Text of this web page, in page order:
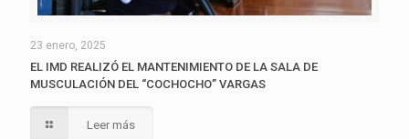
23 enero, 2025
EL IMD REALIZÓ EL MANTENIMIENTO DE LA SALA DE
MUSCULACIÓN DEL “COCHOCHO” VARGAS
Leer más